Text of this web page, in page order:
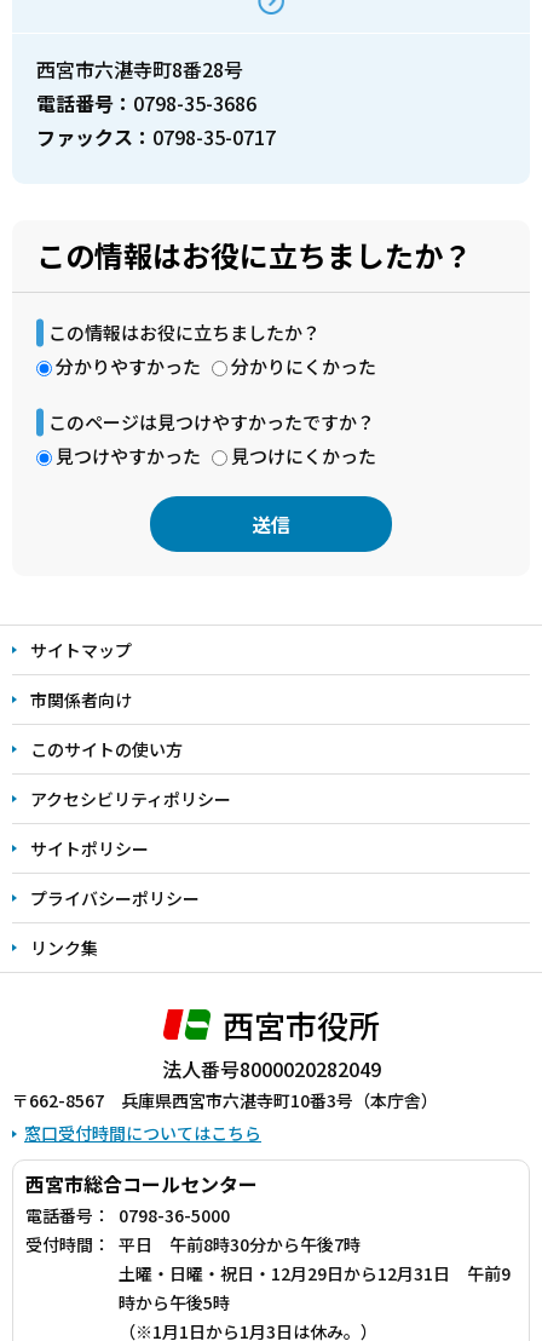
西宮市六湛寺町8番28号
電話番号： 0798-35-3686
ファックス： 0798-35-0717
この情報はお役に立ちましたか？
この情報はお役に立ちましたか？
分かりやすかった
分かりにくかった
このページは見つけやすかったですか？
見つけやすかった
見つけにくかった
文
こ
こ
ま
で
サイトマップ
市関係者向け
このサイトの使い方
アクセシビリティポリシー
サイトポリシー
プライバシーポリシー
リンク集
西宮市役所
法人番号8000020282049
〒662-8567 兵庫県西宮市六湛寺町10番3号（本庁舎）
窓口受付時間についてはこちら
西宮市総合コールセンター
電話番号：
0798-36-5000
受付時間：
平日 午前8時30分から午後7時
土曜・日曜・祝日・12月29日から12月31日 午前9
時から午後5時
（※1月1日から1月3日は休み。）